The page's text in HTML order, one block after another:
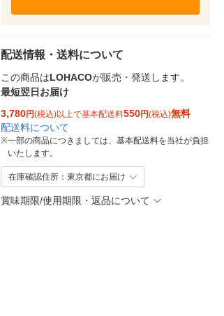
配送情報・送料について
この商品はLOHACOが販売・発送します。
最短翌日お届け
3,780円(税込)以上で基本配送料550円(税込)無料
配送料について
※一部の商品につきましては、基本配送料を当社が負担
いたします。
在庫確認住所：東京都にお届け
賞味期限/使用期限・返品について